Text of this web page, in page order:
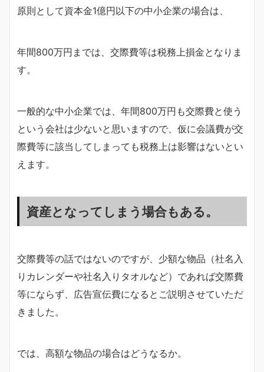
原則として資本金1億円以下の中小企業の場合は、
年間800万円までは、交際費等は税務上損金となりま
す。
一般的な中小企業では、年間800万円も交際費と使う
という会社は少ないと思いますので、仮に会議費が交
際費等に該当してしまっても税務上は影響はないとい
えます。
資産となってしまう場合もある。
交際費等の話ではないのですが、少額な物品（社名入
りカレンダーや社名入りタオルなど）であれば交際費
等にならず、広告宣伝費になるとご説明させていただ
きました。
では、高額な物品の場合はどうなるか。